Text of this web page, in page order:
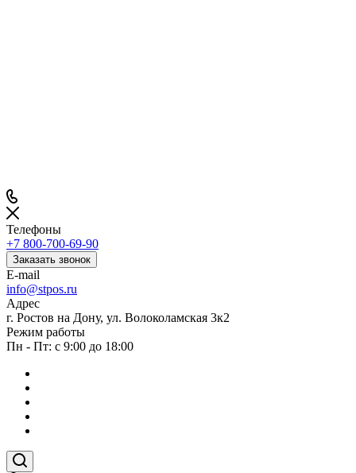
Телефоны
+7 800-700-69-90
Заказать звонок
E-mail
info@stpos.ru
Адрес
г. Ростов на Дону, ул. Волоколамская 3к2
Режим работы
Пн - Пт: с 9:00 до 18:00